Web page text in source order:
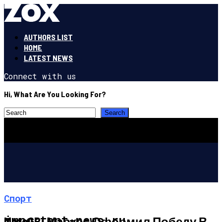
AUTHORS LIST
HOME
LATEST NEWS
Connect with us
Hi, What Are You Looking For?
Спорт